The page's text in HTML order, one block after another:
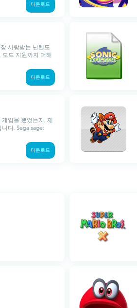
다운로드
사랑받는 닌텐도
모드 지원까지 더해
다운로드
임을 했었는지, 제
다. Sega sage:
다운로드